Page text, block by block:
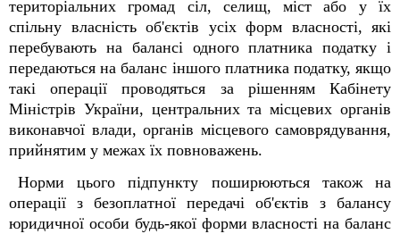
територіальних громад сіл, селищ, міст або у їх
спільну власність об'єктів усіх форм власності, які
перебувають на балансі одного платника податку і
передаються на баланс іншого платника податку, якщо
такі операції проводяться за рішенням Кабінету
Міністрів України, центральних та місцевих органів
виконавчої влади, органів місцевого самоврядування,
прийнятим у межах їх повноважень.
Норми цього підпункту поширюються також на
операції з безоплатної передачі об'єктів з балансу
юридичної особи будь-якої форми власності на баланс